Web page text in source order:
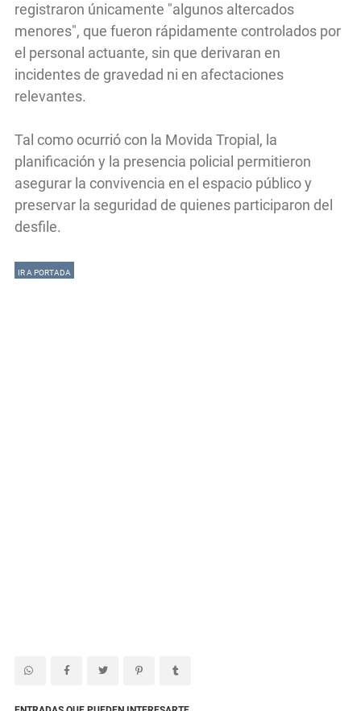
registraron únicamente "algunos altercados
menores", que fueron rápidamente controlados por
el personal actuante, sin que derivaran en
incidentes de gravedad ni en afectaciones
relevantes.
Tal como ocurrió con la Movida Tropial, la
planificación y la presencia policial permitieron
asegurar la convivencia en el espacio público y
preservar la seguridad de quienes participaron del
desfile.
IR A PORTADA